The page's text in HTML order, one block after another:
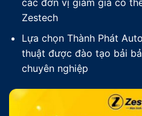
Zestech
Lựa chọn Thành Phát
thuật được đào tạo bải
chuyên nghiệp